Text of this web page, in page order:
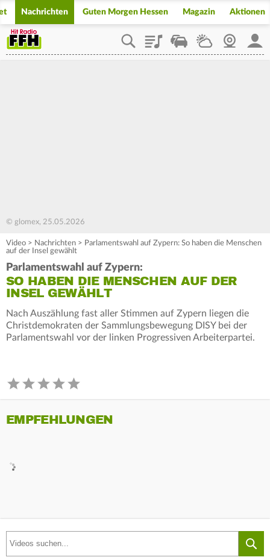
Nachrichten Guten Morgen Hessen Magazin Aktionen
PlaylistStaupilotWetterWebcam
© glomex, 25.05.2026
Video > Nachrichten > Parlamentswahl auf Zypern: So haben die Menschen
auf der Insel gewählt
Parlamentswahl auf Zypern:
SO HABEN DIE MENSCHEN AUF DER
INSEL GEWÄHLT
Nach Auszählung fast aller Stimmen auf Zypern liegen die
Christdemokraten der Sammlungsbewegung DISY bei der
Parlamentswahl vor der linken Progressiven Arbeiterpartei.
EMPFEHLUNGEN